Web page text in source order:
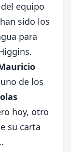
equipo
sido los
para
de los
hoy, otro
su carta